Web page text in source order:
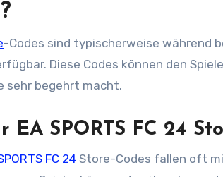
-Codes sind typischerweise während
Diese Codes können den
sehr begehrt macht.
SPORTS FC 24
FC 24Store-Codes fallen oft